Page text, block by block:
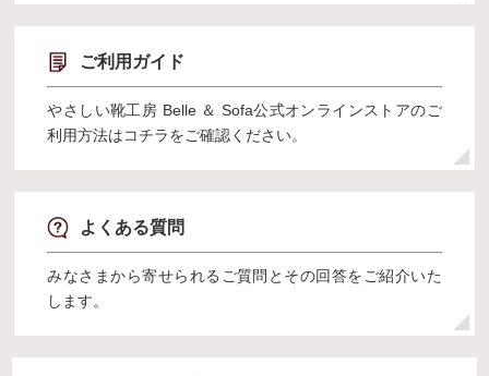
ご利用ガイド
やさしい靴工房 Belle ＆ Sofa公式オンラインストアのご
利用方法はコチラをご確認ください。
よくある質問
みなさまから寄せられるご質問とその回答をご紹介いた
します。